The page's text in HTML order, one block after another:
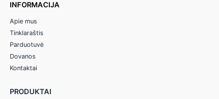
INFORMACIJA
Apie mus
Tinklaraštis
Parduotuvė
Dovanos
Kontaktai
PRODUKTAI